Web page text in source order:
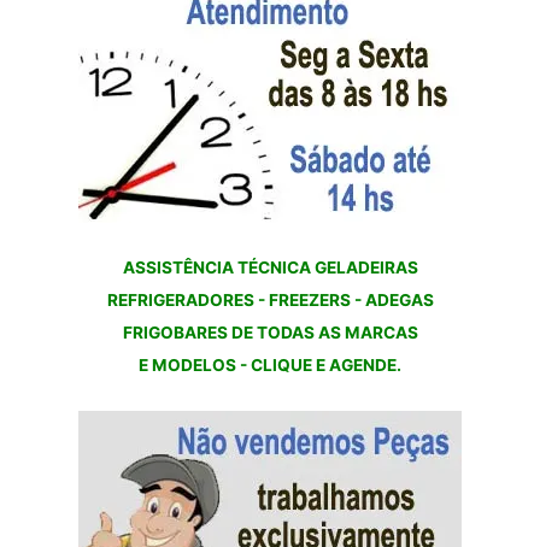
ASSISTÊNCIA TÉCNICA GELADEIRAS
REFRIGERADORES - FREEZERS - ADEGAS
FRIGOBARES DE TODAS AS MARCAS
E MODELOS - CLIQUE E AGENDE.